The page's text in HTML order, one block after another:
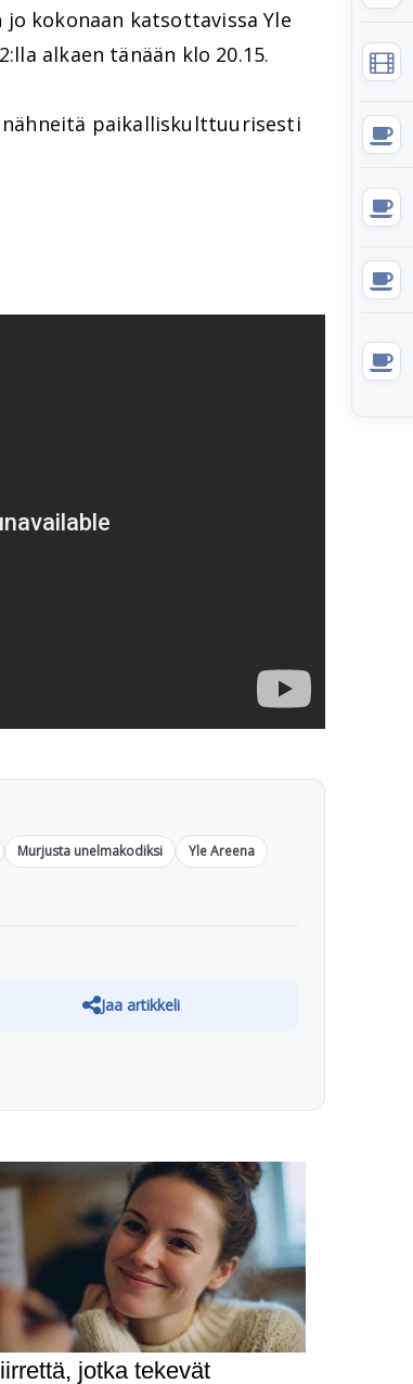
kokonaan katsottavissa Yle
alkaen tänään klo 20.15.
nähneitä paikalliskulttuurisesti
Murjusta unelmakodiksi
Yle Areena
Jaa artikkeli